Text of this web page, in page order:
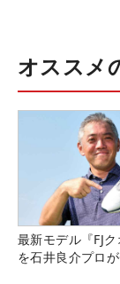
オススメ
最新モデル『FJク
を石井良介プロ